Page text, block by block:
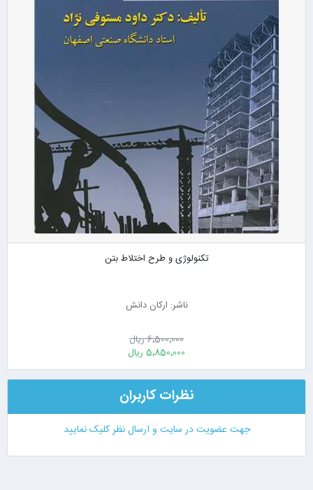
تکنولوژی و طرح اختلاط بتن
ناشر: ارکان دانش
6٬500٬000 ریال
5٬850٬000 ریال
نظرات کاربران
جهت عضویت در سایت و ارسال نظر کلیک نمایید